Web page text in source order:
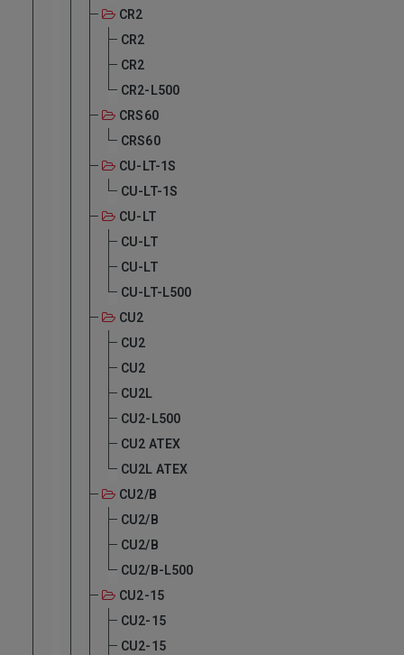
CR2
CR2
CR2
CR2-L500
CRS60
CRS60
CU-LT-1S
CU-LT-1S
CU-LT
CU-LT
CU-LT
CU-LT-L500
CU2
CU2
CU2
CU2L
CU2-L500
CU2 ATEX
CU2L ATEX
CU2/B
CU2/B
CU2/B
CU2/B-L500
CU2-15
CU2-15
CU2-15